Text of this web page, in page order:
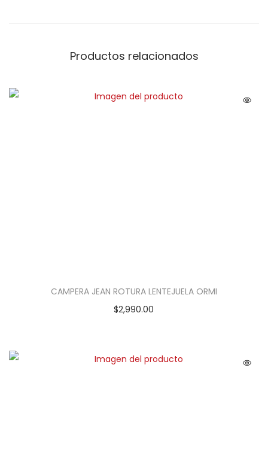
Productos relacionados
CAMPERA JEAN ROTURA LENTEJUELA ORMI
$2,990.00